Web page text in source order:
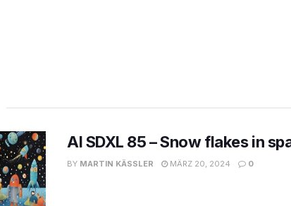
AI SDXL 85 – Snow flakes in
BY MARTIN KÄSSLER MÄRZ 20, 2024 0